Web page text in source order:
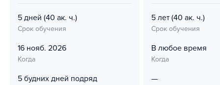
5 дней (40 ак. ч.)
Срок обучения
16 нояб. 2026
Когда
5 будних дней подряд
5 лет (40 ак. ч.)
Срок обучения
В любое время
Когда
—